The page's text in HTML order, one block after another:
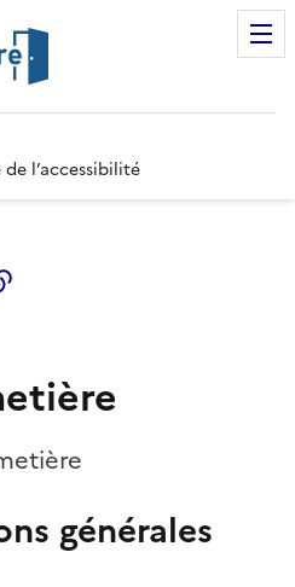
l’accessibilité
Twitter)
générales